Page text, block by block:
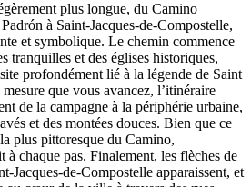
plus longue, du Camino
à Saint-Jacques-de-Compostelle,
et symbolique. Le chemin commence
tranquilles et des églises historiques,
profondément lié à la légende de Saint
que vous avancez, l’itinéraire
de la campagne à la périphérie urbaine,
et des montées douces. Bien que ce
plus pittoresque du Camino,
à chaque pas. Finalement, les flèches de
Jacques-de-Compostelle apparaissent, et